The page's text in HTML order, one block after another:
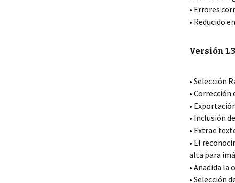
• Errores
• Reducido
Versión
• Selección
• Corrección
•
• Inclusión
• Extrae
• El
alta para
• Añadida la
• Selección